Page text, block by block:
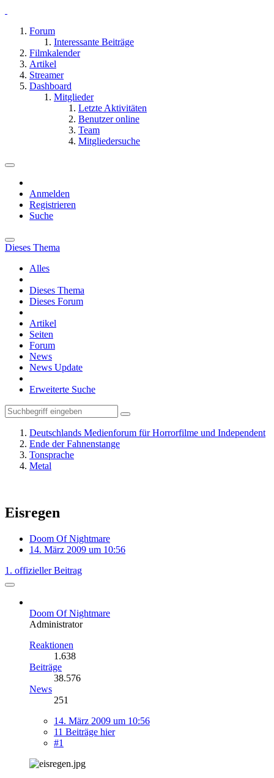
Forum
Interessante Beiträge
Filmkalender
Artikel
Streamer
Dashboard
Mitglieder
Letzte Aktivitäten
Benutzer online
Team
Mitgliedersuche
Anmelden
Registrieren
Suche
Dieses Thema
Alles
Dieses Thema
Dieses Forum
Artikel
Seiten
Forum
News
News Update
Erweiterte Suche
Deutschlands Medienforum für Horrorfilme und Independent
Ende der Fahnenstange
Tonsprache
Metal
Eisregen
Doom Of Nightmare
14. März 2009 um 10:56
1. offizieller Beitrag
Doom Of Nightmare
Administrator
Reaktionen
1.638
Beiträge
38.576
News
251
14. März 2009 um 10:56
11 Beiträge hier
#1